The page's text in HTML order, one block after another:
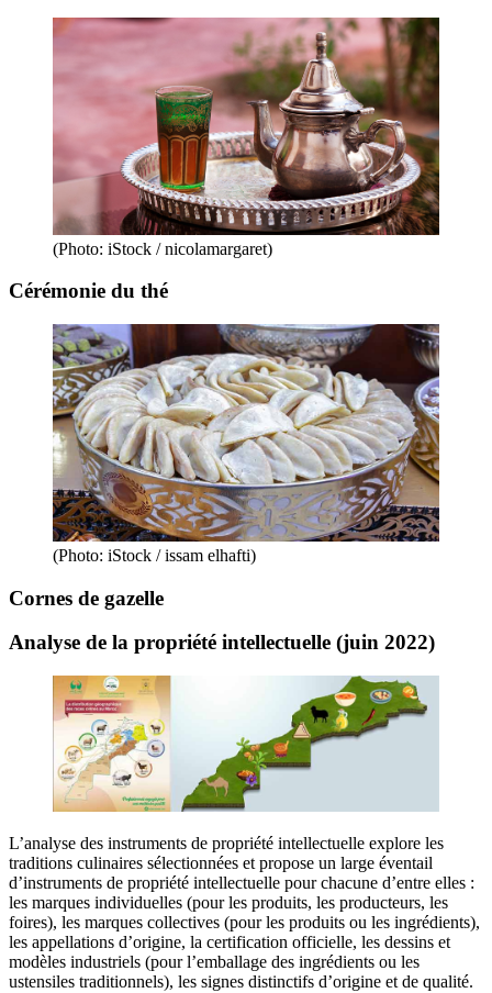
(Photo: iStock / nicolamargaret)
Cérémonie du thé
(Photo: iStock / issam elhafti)
Cornes de gazelle
Analyse de la propriété intellectuelle (juin 2022)
L’analyse des instruments de propriété intellectuelle explore les
traditions culinaires sélectionnées et propose un large éventail
d’instruments de propriété intellectuelle pour chacune d’entre elles :
les marques individuelles (pour les produits, les producteurs, les
foires), les marques collectives (pour les produits ou les ingrédients),
les appellations d’origine, la certification officielle, les dessins et
modèles industriels (pour l’emballage des ingrédients ou les
ustensiles traditionnels), les signes distinctifs d’origine et de qualité.